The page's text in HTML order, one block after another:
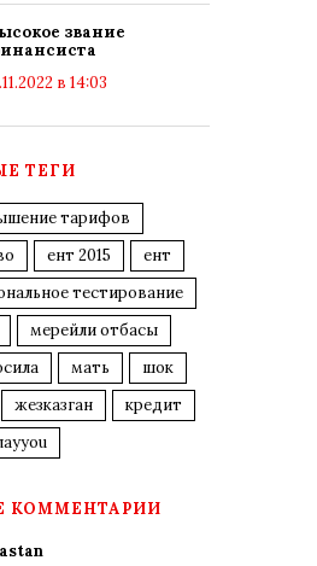
звание
в 14:03
ТЕГИ
тарифов
ент 2015
ент
тестирование
мерейли отбасы
мать
шок
жезказган
кредит
КОММЕНТАРИИ